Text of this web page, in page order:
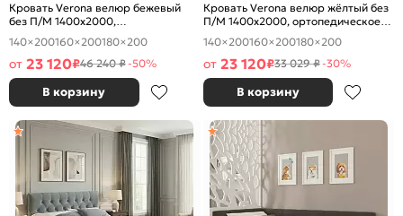
Кровать Verona велюр бежевый
без П/М 1400x2000,
ортопедическое основание,
изголовье мягкое
140×200160×200180×200
от 23 120₽46 240 ₽-50%
В корзину
Кровать Verona велюр жёлтый без
П/М 1400x2000, ортопедическое
основание, изголовье мягкое
140×200160×200180×200
от 23 120₽33 029 ₽-30%
В корзину